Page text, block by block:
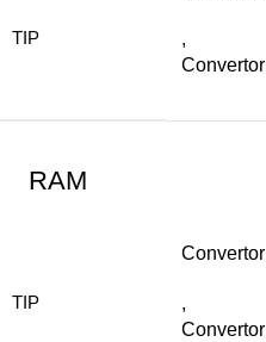
TIP
,
Convertor
RAM
TIP
Convertor
,
Convertor